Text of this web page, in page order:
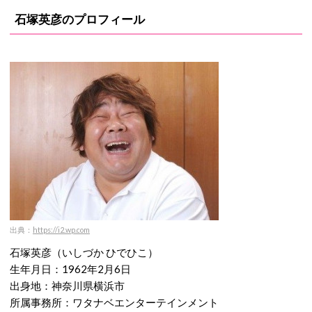
石塚英彦のプロフィール
出典： https://i2.wp.com
石塚英彦（いしづか ひでひこ）
生年月日：1962年2月6日
出身地：神奈川県横浜市
所属事務所：ワタナベエンターテインメント